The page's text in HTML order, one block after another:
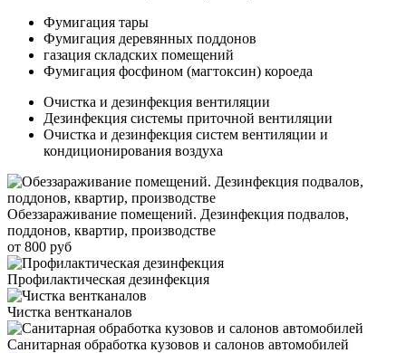
Фумигация тары
Фумигация деревянных поддонов
газация складских помещений
Фумигация фосфином (магтоксин) короеда
Очистка и дезинфекция вентиляции
Дезинфекция системы приточной вентиляции
Очистка и дезинфекция систем вентиляции и
кондиционирования воздуха
Обеззараживание помещений. Дезинфекция подвалов,
поддонов, квартир, производстве
от 800 руб
Профилактическая дезинфекция
Чистка вентканалов
Санитарная обработка кузовов и салонов автомобилей